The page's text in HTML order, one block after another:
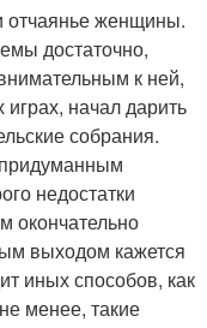
отчаянье женщины.
достаточно,
к ней,
начал дарить
собрания.
недостатки
окончательно
выходом кажется
иных способов, как
менее, такие